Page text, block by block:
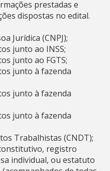
prestadas e
dispostas no edital.
Jurídica (CNPJ);
junto ao INSS;
junto ao FGTS;
junto à fazenda
junto à fazenda
junto à fazenda
Trabalhistas (CNDT);
registro
individual, ou estatuto